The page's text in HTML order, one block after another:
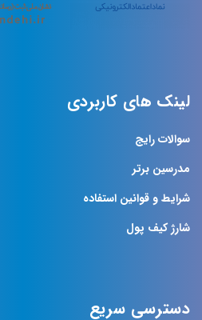
لینک های کاربردی
سوالات رایج
مدرسین برتر
شرایط و قوانین استفاده
شارژ کیف پول
دسترسی سریع